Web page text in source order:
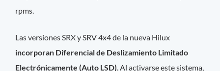
rpms.
Las versiones SRX y SRV 4x4 de la nueva Hilux
incorporan Diferencial de Deslizamiento Limitado
Electrónicamente (Auto LSD). Al activarse este sistema,